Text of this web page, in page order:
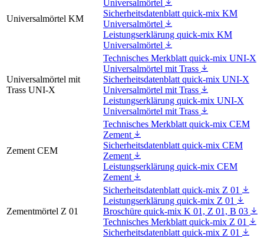
Universalmörtel KM
Universalmörtel
Sicherheitsdatenblatt quick-mix KM
Universalmörtel
Leistungserklärung quick-mix KM
Universalmörtel
Universalmörtel mit
Trass UNI-X
Technisches Merkblatt quick-mix UNI-X
Universalmörtel mit Trass
Sicherheitsdatenblatt quick-mix UNI-X
Universalmörtel mit Trass
Leistungserklärung quick-mix UNI-X
Universalmörtel mit Trass
Zement CEM
Technisches Merkblatt quick-mix CEM
Zement
Sicherheitsdatenblatt quick-mix CEM
Zement
Leistungserklärung quick-mix CEM
Zement
Zementmörtel Z 01
Sicherheitsdatenblatt quick-mix Z 01
Leistungserklärung quick-mix Z 01
Broschüre quick-mix K 01, Z 01, B 03
Technisches Merkblatt quick-mix Z 01
Sicherheitsdatenblatt quick-mix Z 01